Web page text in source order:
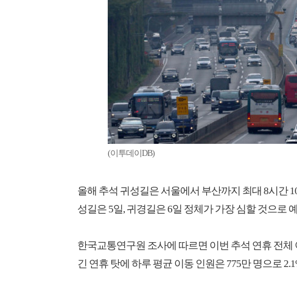
(이투데이DB)
올해 추석 귀성길은 서울에서 부산까지 최대 8시간
성길은 5일, 귀경길은 6일 정체가 가장 심할 것으로
한국교통연구원 조사에 따르면 이번 추석 연휴 전
긴 연휴 탓에 하루 평균 이동 인원은 775만 명으로